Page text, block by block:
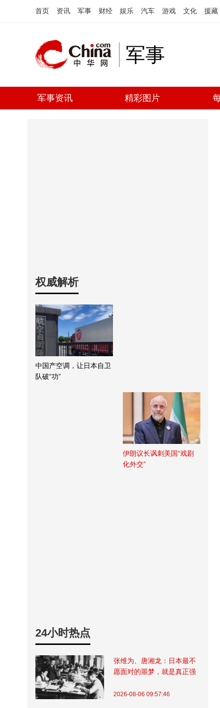
首页 资讯 军事 财经 娱乐 汽车 游戏 文化 援藏
军事
军事资讯 精彩图片
权威解析
中国产空调，让日本自卫
队破“功”
伊朗议长讽刺美国“戏剧
化外交”
24小时热点
张维为、唐湘龙：日本最不
愿面对的噩梦，就是真正强
2026-08-06 09:57:46